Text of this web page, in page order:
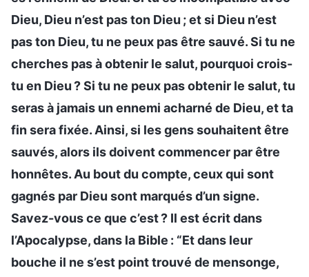
Dieu, Dieu n’est pas ton Dieu ; et si Dieu n’est
pas ton Dieu, tu ne peux pas être sauvé. Si tu ne
cherches pas à obtenir le salut, pourquoi crois-
tu en Dieu ? Si tu ne peux pas obtenir le salut, tu
seras à jamais un ennemi acharné de Dieu, et ta
fin sera fixée. Ainsi, si les gens souhaitent être
sauvés, alors ils doivent commencer par être
honnêtes. Au bout du compte, ceux qui sont
gagnés par Dieu sont marqués d’un signe.
Savez-vous ce que c’est ? Il est écrit dans
l’Apocalypse, dans la Bible : “Et dans leur
bouche il ne s’est point trouvé de mensonge,